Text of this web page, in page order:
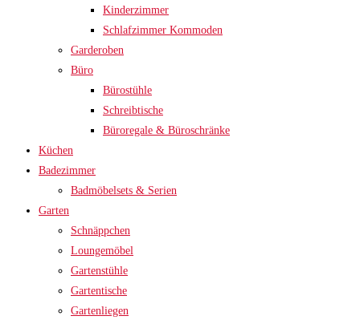
Kinderzimmer
Schlafzimmer Kommoden
Garderoben
Büro
Bürostühle
Schreibtische
Büroregale & Büroschränke
Küchen
Badezimmer
Badmöbelsets & Serien
Garten
Schnäppchen
Loungemöbel
Gartenstühle
Gartentische
Gartenliegen